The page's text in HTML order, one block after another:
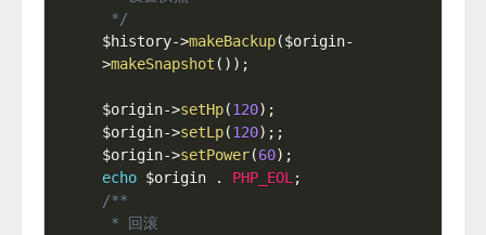
*/
$history->makeBackup($origin-
>makeSnapshot ( ) ) ;
$origin->setHp(120) ;
$origin->setLp(120) ; ;
$origin->setPower(60) ;
echo $origin . PHP_EOL ;
/**